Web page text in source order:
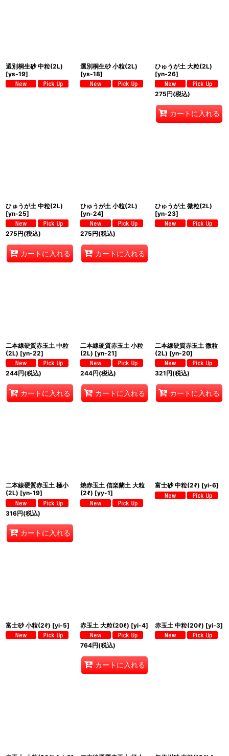
選別桐生砂 中粒(2L)
[ys-19]
選別桐生砂 小粒(2L)
[ys-18]
ひゅうが土 大粒(2L)
[yn-26]
275円(税込)
カートに入れる
ひゅうが土 中粒(2L)
[yn-25]
275円(税込)
カートに入れる
ひゅうが土 小粒(2L)
[yn-24]
275円(税込)
カートに入れる
ひゅうが土 微粒(2L)
[yn-23]
二本線硬質赤玉土 中粒
(2L) [yn-22]
244円(税込)
カートに入れる
二本線硬質赤玉土 小粒
(2L) [yn-21]
244円(税込)
カートに入れる
二本線硬質赤玉土 微粒
(2L) [yn-20]
321円(税込)
カートに入れる
二本線硬質赤玉土 極小
(2L) [yn-19]
316円(税込)
カートに入れる
焼赤玉土 信楽蘭土 大粒
(2ℓ) [yy-1]
富士砂 中粒(2ℓ) [yi-6]
富士砂 小粒(2ℓ) [yi-5] 赤玉土 大粒(20ℓ) [yi-4]
764円(税込)
カートに入れる
赤玉土 中粒(20ℓ) [yi-3]